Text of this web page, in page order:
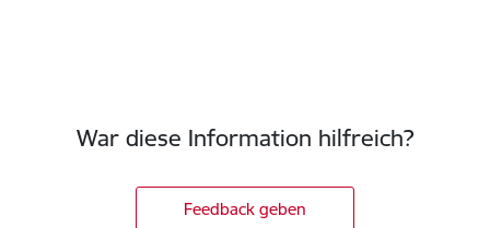
War diese Information hilfreich?
Feedback geben